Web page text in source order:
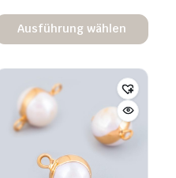
Ausführung wählen